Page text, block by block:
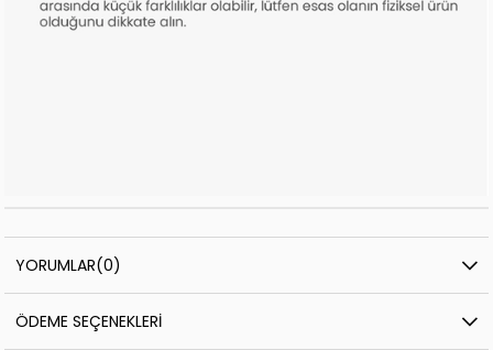
YORUMLAR(0)
ÖDEME SEÇENEKLERI